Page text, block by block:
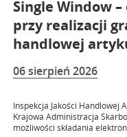
Single Window
przy realizacji
handlowej
06 sierpień 2026
Inspekcja Jakości Handlowej
Krajowa Administracja
możliwości składania